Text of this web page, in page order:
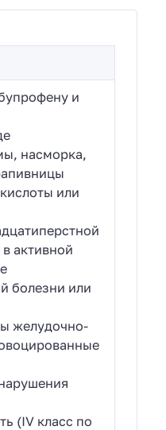
и
насморка,
или
активной
болезни или
желудочно-
(IV класс по